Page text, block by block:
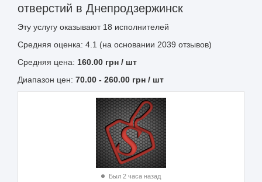
отверстий в Днепродзержинск
Эту услугу оказывают 18 исполнителей
Средняя оценка: 4.1 (на основании 2039 отзывов)
Средняя цена: 160.00 грн / шт
Диапазон цен: 70.00 - 260.00 грн / шт
Был 2 часа назад